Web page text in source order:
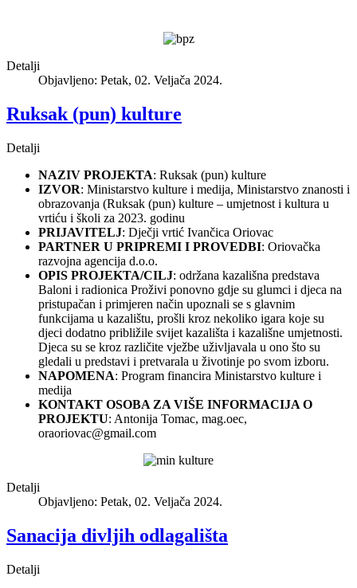
Detalji
Objavljeno: Petak, 02. Veljača 2024.
Ruksak (pun) kulture
Detalji
NAZIV PROJEKTA: Ruksak (pun) kulture
IZVOR: Ministarstvo kulture i medija, Ministarstvo znanosti i
obrazovanja (Ruksak (pun) kulture – umjetnost i kultura u
vrtiću i školi za 2023. godinu
PRIJAVITELJ: Dječji vrtić Ivančica Oriovac
PARTNER U PRIPREMI I PROVEDBI: Oriovačka
razvojna agencija d.o.o.
OPIS PROJEKTA/CILJ: održana kazališna predstava
Baloni i radionica Proživi ponovno gdje su glumci i djeca na
pristupačan i primjeren način upoznali se s glavnim
funkcijama u kazalištu, prošli kroz nekoliko igara koje su
djeci dodatno približile svijet kazališta i kazališne umjetnosti.
Djeca su se kroz različite vježbe uživljavala u ono što su
gledali u predstavi i pretvarala u životinje po svom izboru.
NAPOMENA: Program financira Ministarstvo kulture i
medija
KONTAKT OSOBA ZA VIŠE INFORMACIJA O
PROJEKTU: Antonija Tomac, mag.oec,
oraoriovac@gmail.com
Detalji
Objavljeno: Petak, 02. Veljača 2024.
Sanacija divljih odlagališta
Detalji